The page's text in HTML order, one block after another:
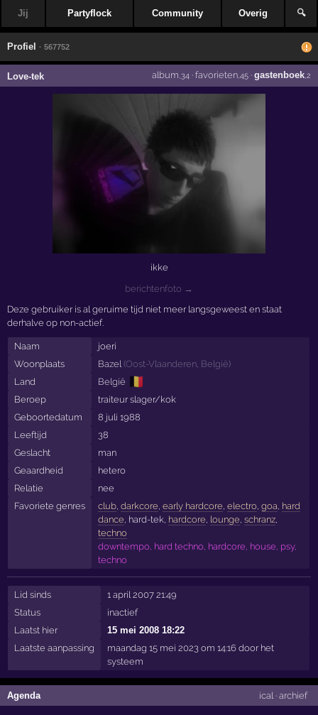
Jij Partyflock Community Overig 🔍
Profiel · 567752
Love-tek album ,34· favorieten,45· gastenboek,2
ikke
berichtenfoto →
Deze gebruiker is al geruime tijd niet meer langsgeweest en staat
derhalve op non-actief.
Naam
joeri
Woonplaats
Bazel (Oost-Vlaanderen, België)
Land
België 🇧🇪
Beroep
traiteur slager/kok
Geboortedatum
8 juli 1988
Leeftijd
38
Geslacht
man
Geaardheid
hetero
Relatie
nee
Favoriete genres
club, darkcore, early hardcore, electro, goa, hard
dance, hard-tek, hardcore, lounge, schranz,
techno
downtempo, hard techno, hardcore, house, psy,
techno
Lid sinds
1 april 2007 21:49
Status
inactief
Laatst hier
15 mei 2008 18:22
Laatste aanpassing
maandag 15 mei 2023 om 14:16 door het
systeem
Agenda ical· archief